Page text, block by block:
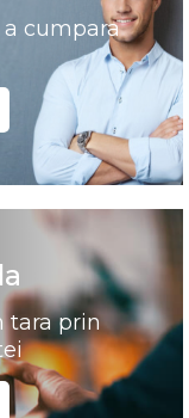
cumpara
tara prin